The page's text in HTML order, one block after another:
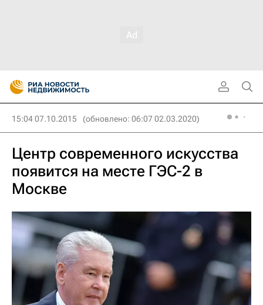
15:04 07.10.2015 (обновлено: 06:07 02.03.2020)
Центр современного искусства
появится на месте ГЭС-2 в
Москве